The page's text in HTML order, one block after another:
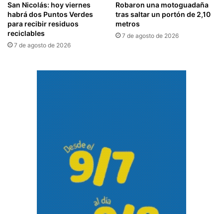
San Nicolás: hoy viernes
habrá dos Puntos Verdes
para recibir residuos
reciclables
7 de agosto de 2026
Robaron una motoguadaña
tras saltar un portón de 2,10
metros
7 de agosto de 2026